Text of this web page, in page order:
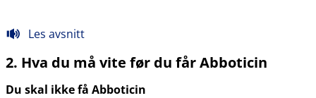
Les avsnitt
2. Hva du må vite før du får Abboticin
Du skal ikke få Abboticin